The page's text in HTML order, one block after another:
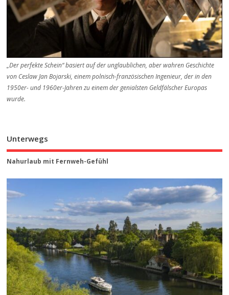
„Der perfekte Schein“ basiert auf der unglaublichen, aber wahren Geschichte
von Ceslaw Jan Bojarski, einem polnisch-französischen Ingenieur, der in den
1950er- und 1960er-Jahren zu einem der genialsten Geldfälscher Europas
wurde.
Unterwegs
Nahurlaub mit Fernweh-Gefühl